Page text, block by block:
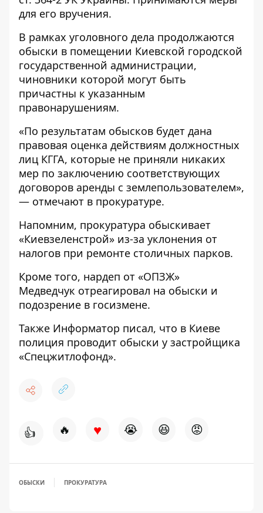
для его вручения.
В рамках уголовного дела продолжаются
обыски в помещении Киевской городской
государственной администрации,
чиновники которой могут быть
причастны к указанным
правонарушениям.
«По результатам обысков будет дана
правовая оценка действиям должностных
лиц КГГА, которые не приняли никаких
мер по заключению соответствующих
договоров аренды с землепользователем»,
— отмечают в прокуратуре.
Напомним, прокуратура обыскивает
«Киевзеленстрой» из-за уклонения от
налогов при ремонте столичных парков.
Кроме того, нардеп от «ОПЗЖ»
Медведчук отреагировал на обыски и
подозрение в госизмене.
Также Информатор писал, что в Киеве
полиция проводит обыски у застройщика
«Спецжитлофонд».
👍 🔥 ♥ 😭 😆 😡
ОБЫСКИ ПРОКУРАТУРА